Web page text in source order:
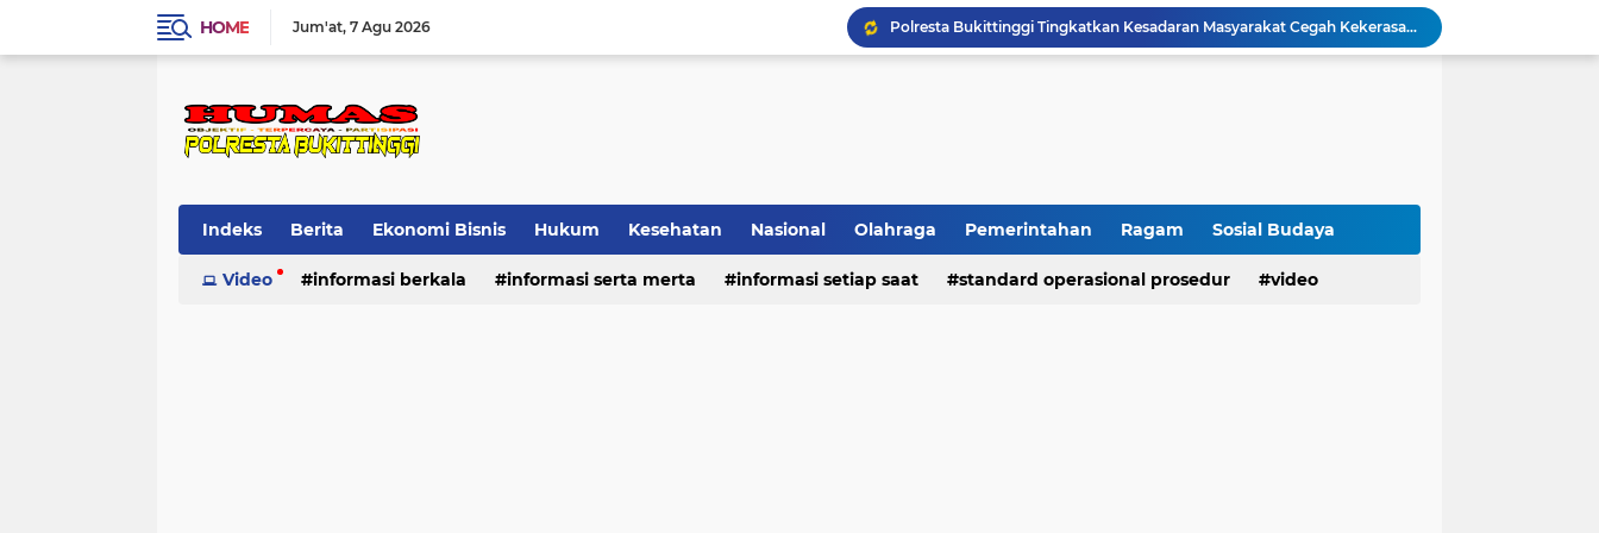
HOME Jum'at 7 Agu 2026
Polresta Bukittinggi Tingkatkan Kesadaran Masyarakat Cegah Kekerasan terhadap Perempuan dan TPPO
Raih IKPA 100, Polresta Bukittinggi Buktikan Pengelolaan Anggaran yang Profesional dan Akuntabel
Indeks Berita Ekonomi Bisnis Hukum Kesehatan Nasional Olahraga Pemerintahan Ragam Sosial Budaya
Standard Operasional Prosedur Video
Video informasi berkala informasi serta merta informasi setiap saat standard operasional prosedur video